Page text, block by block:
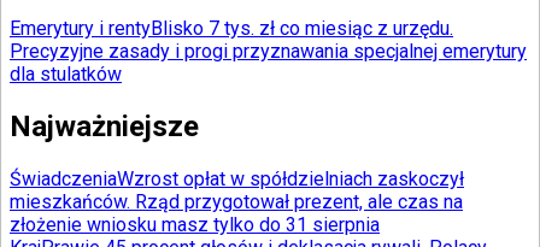
Emerytury i rentyBlisko 7 tys. zł co miesiąc z urzędu.
Precyzyjne zasady i progi przyznawania specjalnej emerytury
dla stulatków
Najważniejsze
ŚwiadczeniaWzrost opłat w spółdzielniach zaskoczył
mieszkańców. Rząd przygotował prezent, ale czas na
złożenie wniosku masz tylko do 31 sierpnia